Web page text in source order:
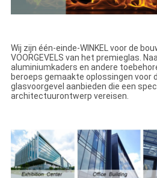
Wij zijn één-einde-WINKEL voor de
VOORGEVELS van het premieglas.
aluminiumkaders en andere
beroeps gemaakte oplossingen voor
glasvoorgevel aanbieden die een
architectuurontwerp vereisen.